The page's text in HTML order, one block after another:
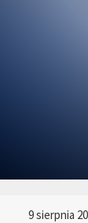
9 sierpnia